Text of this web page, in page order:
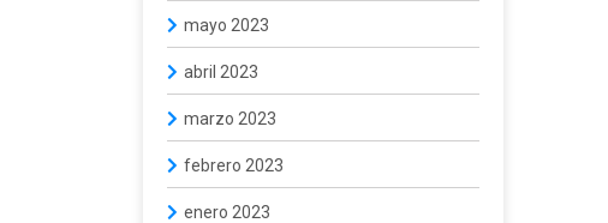
mayo 2023
abril 2023
marzo 2023
febrero 2023
enero 2023